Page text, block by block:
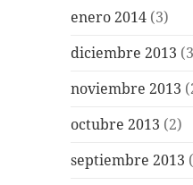
enero 2014 (3)
diciembre 2013
noviembre 2013
octubre 2013 (2)
septiembre 2013